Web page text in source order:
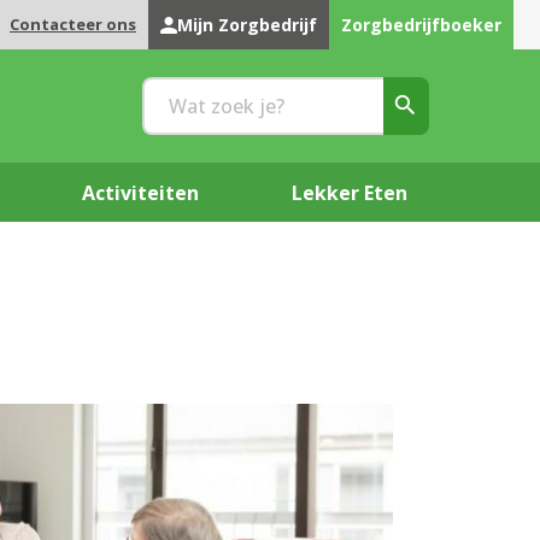
Contacteer ons Mijn Zorgbedrijf Zorgbedrijfboeker
Activiteiten Lekker Eten